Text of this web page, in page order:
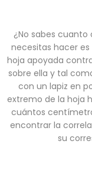
¿No sabes cuanto
necesitas hacer
hoja apoyada
sobre ella y tal
con un lapiz en
extremo de la hoja
cuántos
encontrar la
su